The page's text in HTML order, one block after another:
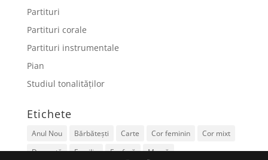
Partituri
Partituri corale
Partituri instrumentale
Pian
Studiul tonalităților
Etichete
Anul Nou Bărbătești Carte Cor feminin
Cor mixt
De nuntă
Familie Fanfară Mamă